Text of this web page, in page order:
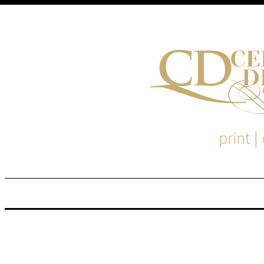
print |